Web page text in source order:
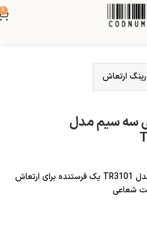
0
ارتعاش
سه سیم مدل
ترانسمیتر پراکسیمیتی سه سیم مدل TR3101 یک فرستنده برای ارتعاش
شعاعی